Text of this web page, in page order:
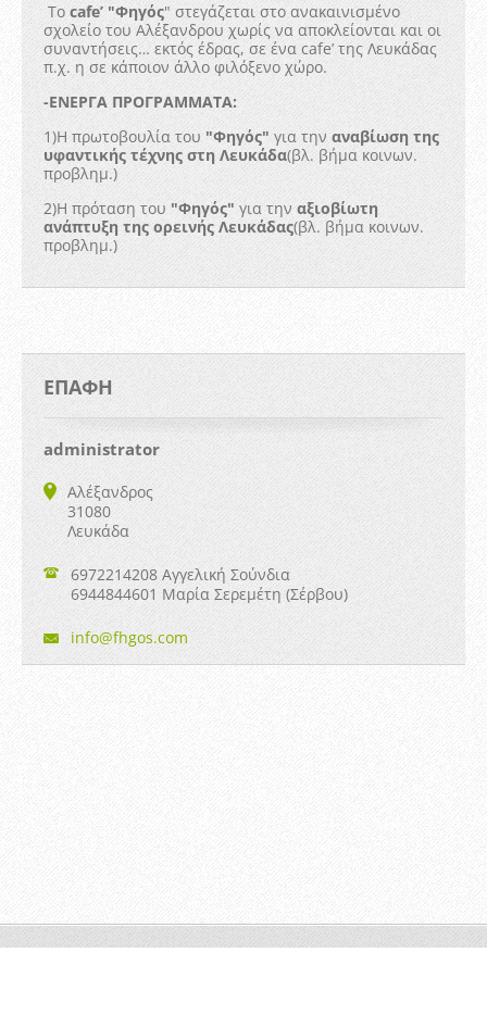
Το cafe’ "Φηγός" στεγάζεται στο ανακαινισμένο
σχολείο του Αλέξανδρου χωρίς να αποκλείονται και οι
συναντήσεις… εκτός έδρας, σε ένα cafe’ της Λευκάδας
π.χ. η σε κάποιον άλλο φιλόξενο χώρο.
-ΕΝΕΡΓΑ ΠΡΟΓΡΑΜΜΑΤΑ:
1)Η πρωτοβουλία του "Φηγός" για την αναβίωση της
υφαντικής τέχνης στη Λευκάδα(βλ. βήμα κοινων.
προβλημ.)
2)Η πρόταση του "Φηγός" για την αξιοβίωτη
ανάπτυξη της ορεινής Λευκάδας(βλ. βήμα κοινων.
προβλημ.)
ΕΠΑΦΉ
administrator
Αλέξανδρος
31080
Λευκάδα
6972214208 Αγγελική Σούνδια
6944844601 Μαρία Σερεμέτη (Σέρβου)
info@fhgos.com